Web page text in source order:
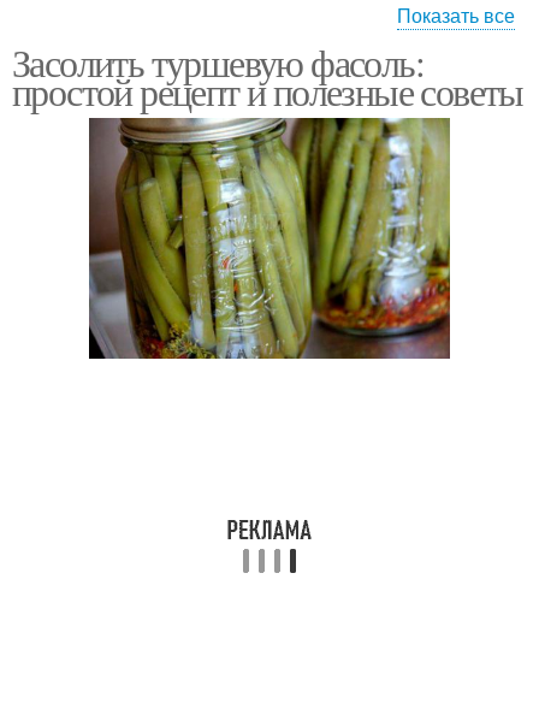
Турша к столу Турша с капустой
Консервированная
турша
Фасоль для турши
Турша в томате
Показать все
Засолить туршевую фасоль:
простой рецепт и полезные советы